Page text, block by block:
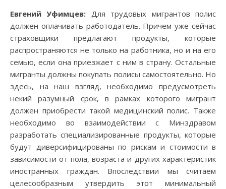
Евгений Уфимцев: Для трудовых мигрантов полис
должен оплачивать работодатель. Причем уже сейчас
страховщики предлагают продукты, которые
распространяются не только на работника, но и на его
семью, если она приезжает с ним в страну. Остальные
мигранты должны покупать полисы самостоятельно. Но
здесь, на наш взгляд, необходимо предусмотреть
некий разумный срок, в рамках которого мигрант
должен приобрести такой медицинский полис. Также
необходимо во взаимодействии с Минздравом
разработать специализированные продукты, которые
будут диверсифицированы по рискам и стоимости в
зависимости от пола, возраста и других характеристик
иностранных граждан. Впоследствии мы считаем
целесообразным утвердить этот минимальный